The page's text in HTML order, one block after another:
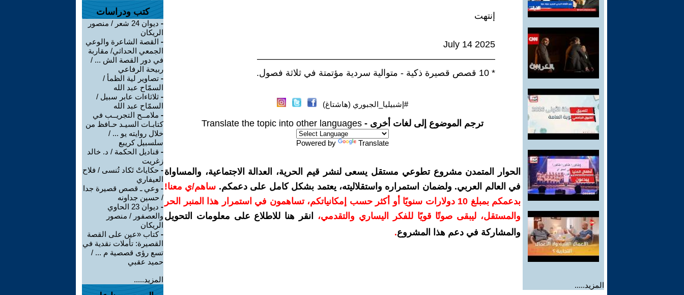
المزيد.....
إنتهت
July 14 2025
——————————————————————————
* 10 قصص قصيرة ذكية - متوالية سردية مؤتمتة في ثلاثة فصول.
#إشبيليا_الجبوري (هاشتاغ)
ترجم الموضوع إلى لغات أخرى - Translate the topic into other languages
Powered by Translate
الحوار المتمدن مشروع تطوعي مستقل يسعى لنشر قيم الحرية، العدالة الاجتماعية، والمساواة
في العالم العربي. ولضمان استمراره واستقلاليته، يعتمد بشكل كامل على دعمكم. ساهم/ي معنا!
بدعمكم بمبلغ 10 دولارات سنويًا أو أكثر حسب إمكانياتكم، تساهمون في استمرار هذا المنبر الحر
والمستقل، ليبقى صوتًا قويًا للفكر اليساري والتقدمي،
انقر هنا للاطلاع على معلومات التحويل
والمشاركة في دعم هذا المشروع.
كتب ودراسات
-
ديوان 24 شعر / منصور
الريكان
- القصة الشاعرة والوعي
الجمعي الحداثي/ مقاربة
في دور القصة الش ... /
ربيحة الرفاعي
- تصاوير لية الظمأ /
السمّاح عبد الله
- ثلاثاءات عابر سبيل /
السمّاح عبد الله
- ملامــح التجريــب في
كتابـات السيـد حـافظ من
خلال روايته يو ... /
سلسبيل كريبع
- قناديل الحكمة / د. خالد
زغريت
- حكاياتْ تَكاد تُنسى / فلاح
العيفاري
- وعي ـ قصص قصيرة جدا
/ حسين جداونه
-
ديوان 23 الحاوي
والعصفور / منصور
الريكان
-كتاب «عين على القصة
القصيرة: تأملات نقدية في
تسع رؤى قصصية م ... /
حميد عقبي
المزيد.....